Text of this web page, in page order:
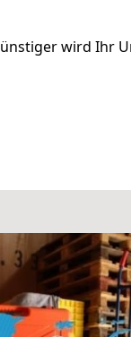
wird Ihr